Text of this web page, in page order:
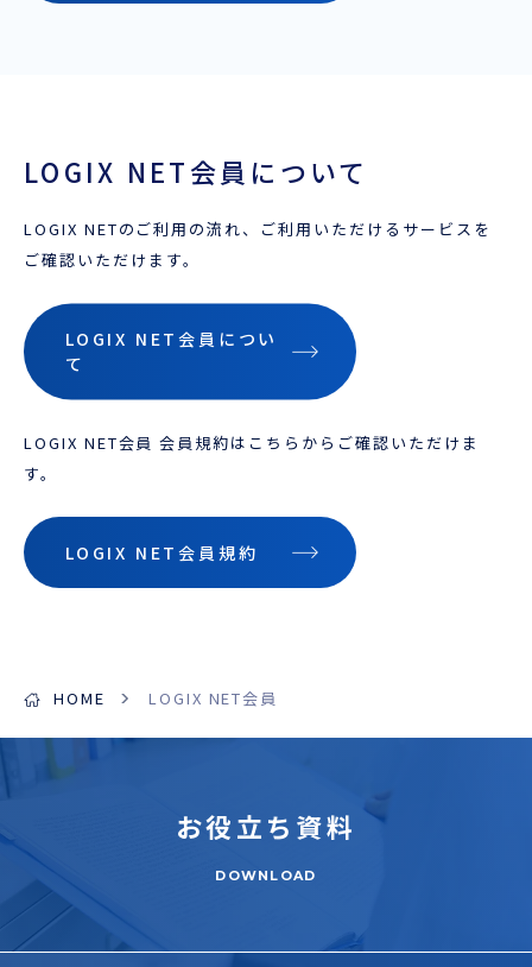
LOGIX NET会員について
LOGIX NETのご利用の流れ、ご利用いただけるサービスを
ご確認いただけます。
LOGIX NET会員につい
て
LOGIX NET会員 会員規約はこちらからご確認いただけま
す。
LOGIX NET会員規約
HOME LOGIX NET会員
お役立ち 資料
DOWNLOAD